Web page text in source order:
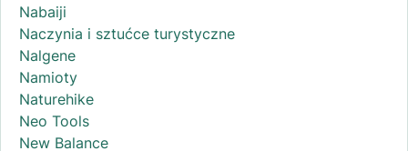
Nabaiji
Naczynia i sztućce turystyczne
Nalgene
Namioty
Naturehike
Neo Tools
New Balance